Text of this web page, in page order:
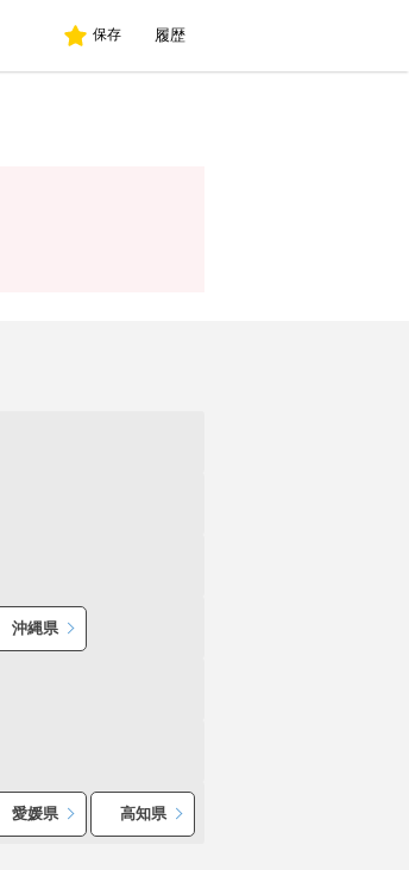
保存 履歴
沖縄県
愛媛県 高知県